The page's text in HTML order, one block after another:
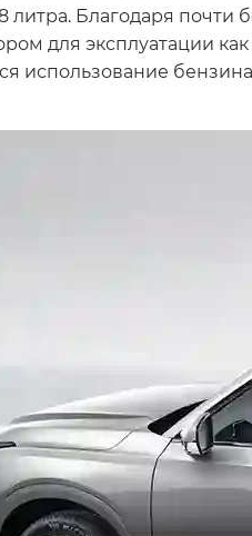
литра. Благодаря почти
для эксплуатации как
использование